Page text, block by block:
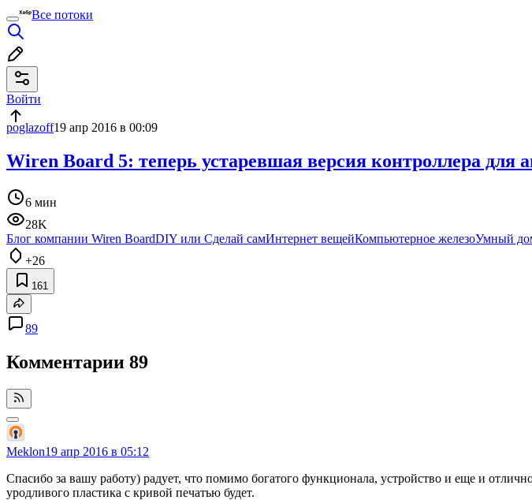
Все потоки
Войти
poglazoff19 апр 2016 в 00:09
Wiren Board 5: теперь устаревшая версия контроллера для
6 мин
28K
Блог компании Wiren BoardDIY или Сделай самИнтернет вещейКомпьютерное железоУмный
+26
161
89
Комментарии 89
Meklon19 апр 2016 в 05:12
Спасибо за вашу работу) радует, что помимо богатого функционала, устройство и еще и
уродливого пластика с кривой печатью будет.